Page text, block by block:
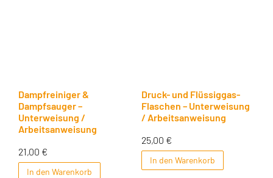
Dampfreiniger &
Dampfsauger –
Unterweisung /
Arbeitsanweisung
21,00 €
In den Warenkorb
Druck- und Flüssiggas-
Flaschen – Unterweisung
/ Arbeitsanweisung
25,00 €
In den Warenkorb